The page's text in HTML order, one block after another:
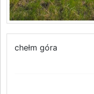
chełm góra